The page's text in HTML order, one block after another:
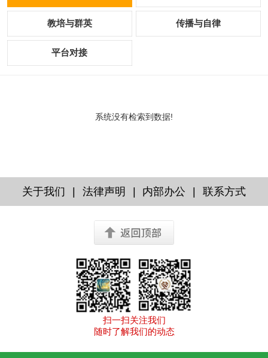
教培与群英 传播与自律
平台对接
系统没有检索到数据!
关于我们 | 法律声明 | 内部办公 | 联系方式
扫一扫关注我们
随时了解我们的动态